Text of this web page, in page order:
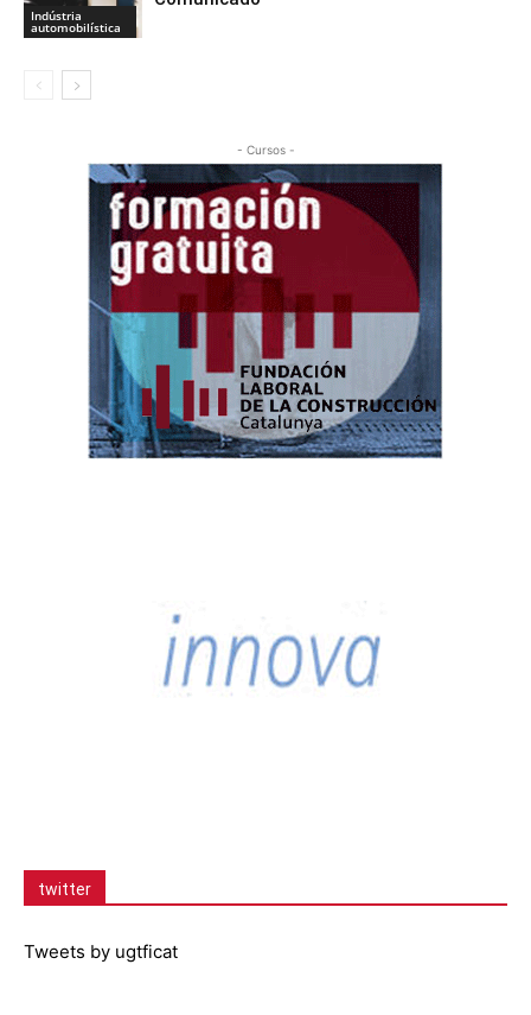
Indústria
automobilística
- Cursos -
twitter
Tweets by ugtficat